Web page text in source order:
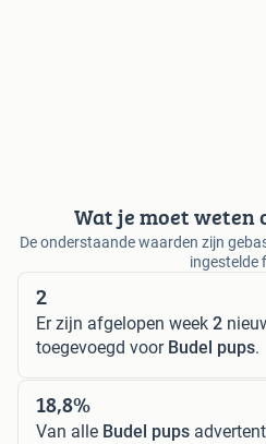
Wat je moet weten
De onderstaande waarden zijn
ingestelde
2
Er zijn afgelopen week 2
toegevoegd voor Budel pups.
18,8%
Van alle Budel pups